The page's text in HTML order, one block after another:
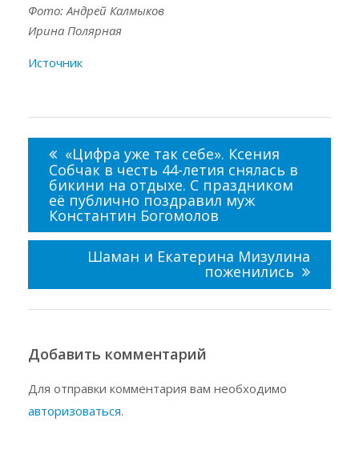
Фото: Андрей Калмыков
Ирина Полярная
Источник
записям
«Цифра уже так себе». Ксения
Собчак в честь 44-летия снялась в
бикини на отдыхе. С праздником
её публично поздравил муж
Константин Богомолов
Шаман и Екатерина Мизулина
поженились
Добавить комментарий
Для отправки комментария вам необходимо
авторизоваться.